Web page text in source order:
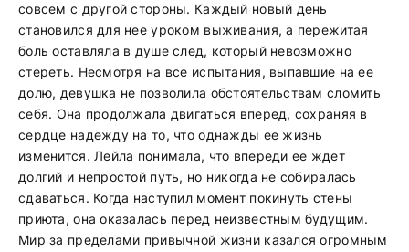
совсем с другой стороны. Каждый новый день
становился для нее уроком выживания, а пережитая
боль оставляла в душе след, который невозможно
стереть. Несмотря на все испытания, выпавшие на ее
долю, девушка не позволила обстоятельствам сломить
себя. Она продолжала двигаться вперед, сохраняя в
сердце надежду на то, что однажды ее жизнь
изменится. Лейла понимала, что впереди ее ждет
долгий и непростой путь, но никогда не собиралась
сдаваться. Когда наступил момент покинуть стены
приюта, она оказалась перед неизвестным будущим.
Мир за пределами привычной жизни казался огромным